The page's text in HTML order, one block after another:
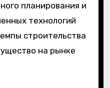
планирования и
технологий
строительства
на рынке